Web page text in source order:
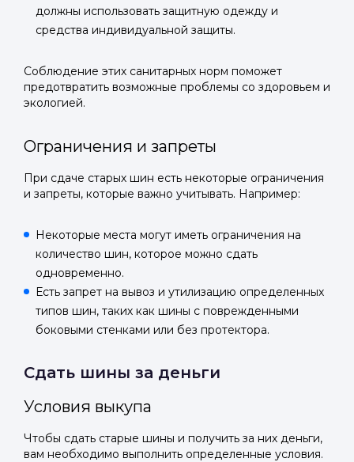
Отправить код
Войти в ЛК и заполнить форму
Войти в ЛК и заполнить форму
должны использовать защитную одежду и
средства индивидуальной защиты.
Соблюдение этих санитарных норм поможет
предотвратить возможные проблемы со здоровьем и
экологией.
Ограничения и запреты
При сдаче старых шин есть некоторые ограничения
и запреты, которые важно учитывать. Например:
Некоторые места могут иметь ограничения на
количество шин, которое можно сдать
одновременно.
Есть запрет на вывоз и утилизацию определенных
типов шин, таких как шины с поврежденными
боковыми стенками или без протектора.
Сдать шины за деньги
Условия выкупа
Чтобы сдать старые шины и получить за них деньги,
вам необходимо выполнить определенные условия.